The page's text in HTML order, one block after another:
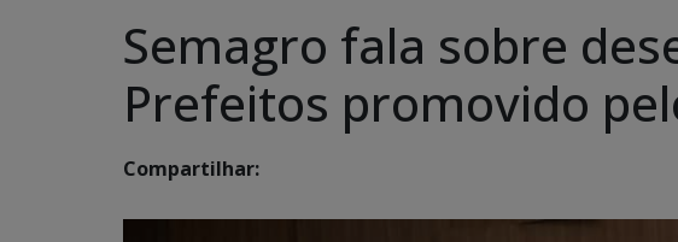
Semagro fala sobre
Prefeitos promovido
Compartilhar: